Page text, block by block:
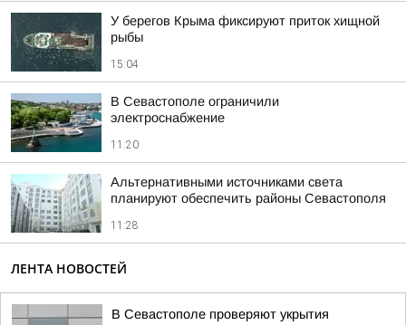
У берегов Крыма фиксируют приток хищной
рыбы
15:04
В Севастополе ограничили
электроснабжение
11:20
Альтернативными источниками света
планируют обеспечить районы Севастополя
11:28
ЛЕНТА НОВОСТЕЙ
В Севастополе проверяют укрытия